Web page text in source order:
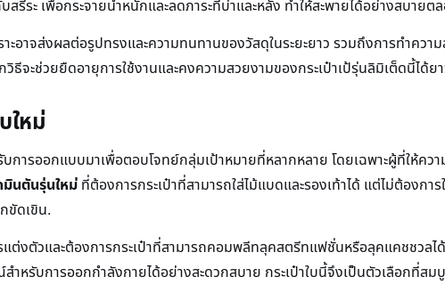
สรีระ เพื่อกระจายน้ำหนักและลดภาระที่บ่าและหลัง ทำให้สะพายได้อย่างสบายต
ะอาจส่งผลต่อรูปทรงและความทนทานของวัสดุในระยะยาว รวมถึงการทำควา
ธีจะช่วยยืดอายุการใช้งานและคงความสวยงามของกระเป๋าเป้รุ่นลิมิเต็ดนี้ได้ย
ใหม่
ารออกแบบมาเพื่อตอบโจทย์กลุ่มเป้าหมายที่หลากหลาย โดยเฉพาะผู้ที่ให้ค
นตันรุ่นใหม่ ที่ต้องการกระเป๋าที่สามารถใส่ไม้แบดและรองเท้าได้ แต่ไม่ต้องก
ขัดเขิน.
ต่งตัวและต้องการกระเป๋าที่สามารถคอมพลีทลุคสตรีทแฟชั่นหรือลุคแคชชวล
หรับการออกกำลังกายได้อย่างสะดวกสบาย กระเป๋าใบนี้จึงเป็นตัวเลือกที่